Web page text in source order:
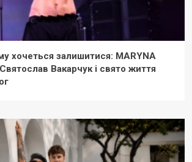
хочеться залишитися: MARYNA
Вакарчук і свято життя